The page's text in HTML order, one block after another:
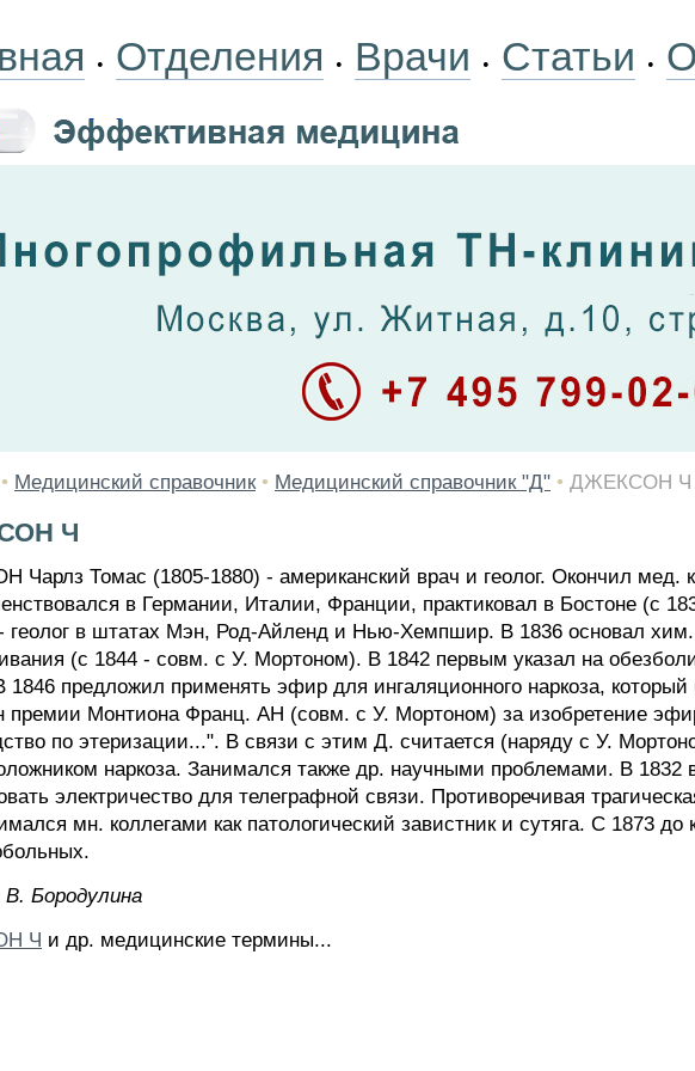
• Отделения • Врачи • Статьи •
• Медицинский справочник • Медицинский справочник "Д" • ДЖЕКСОН Ч
Ч
Томас (1805-1880) - американский врач и геолог. Окончил мед.
в Германии, Италии, Франции, практиковал в Бостоне (с
геолог в штатах Мэн, Род-Айленд и Нью-Хемпшир. В 1836 основал
(с 1844 - совм. с У. Мортоном). В 1842 первым указал на
предложил применять эфир для ингаляционного наркоза,
премии Монтиона Франц. АН (совм. с У. Мортоном) за изобретение
по этеризации...". В связи с этим Д. считается (наряду с У.
наркоза. Занимался также др. научными проблемами. В
электричество для телеграфной связи. Противоречивая
мн. коллегами как патологический завистник и сутяга. С 1873
Бopoдyлинa
Ч и др. медицинские термины...